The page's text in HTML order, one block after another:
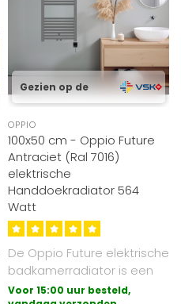
Gezien op de
OPPIO
100x50 cm - Oppio Future
Antraciet (Ral 7016)
elektrische
Handdoekradiator 564
Watt
De Oppio Future elektrische
badkamerradiator is een
synthese van modern en
Voor 15:00 uur besteld,